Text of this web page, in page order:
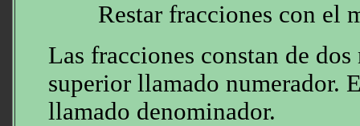
Restar fracciones con el
Las fracciones constan de
superior llamado numerador.
llamado denominador.